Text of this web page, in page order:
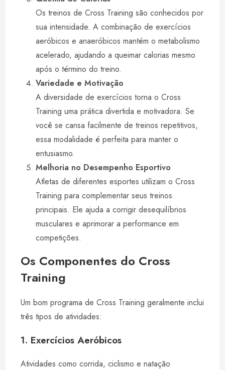
Os treinos de Cross Training são conhecidos por
sua intensidade. A combinação de exercícios
aeróbicos e anaeróbicos mantém o metabolismo
acelerado, ajudando a queimar calorias mesmo
após o término do treino.
Variedade e Motivação
A diversidade de exercícios torna o Cross
Training uma prática divertida e motivadora. Se
você se cansa facilmente de treinos repetitivos,
essa modalidade é perfeita para manter o
entusiasmo.
Melhoria no Desempenho Esportivo
Atletas de diferentes esportes utilizam o Cross
Training para complementar seus treinos
principais. Ele ajuda a corrigir desequilíbrios
musculares e aprimorar a performance em
competições.
Os Componentes do Cross
Training
Um bom programa de Cross Training geralmente inclui
três tipos de atividades:
1. Exercícios Aeróbicos
Atividades como corrida, ciclismo e natação